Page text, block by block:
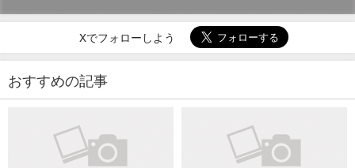
Xでフォローしよう
おすすめの記事